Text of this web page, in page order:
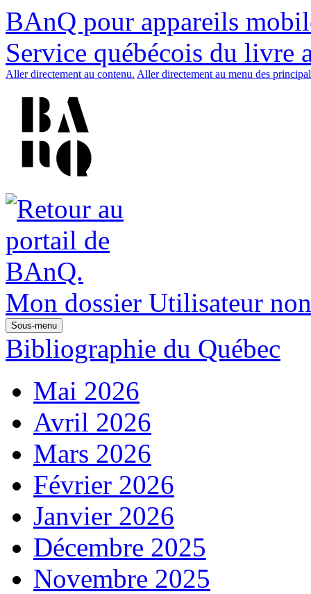
BAnQ pour appareils
Service québécois du livre
Aller directement au contenu. Aller directement au menu des
Mon dossier Utilisateur
Sous-menu
Bibliographie du Québec
Mai 2026
Avril 2026
Mars 2026
Février 2026
Janvier 2026
Décembre 2025
Novembre 2025